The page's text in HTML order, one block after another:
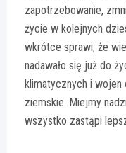
zapotrzebowanie,
życie w kolejnych
wkrótce sprawi, że
nadawało się już do
klimatycznych i wojen
ziemskie. Miejmy
wszystko zastąpi